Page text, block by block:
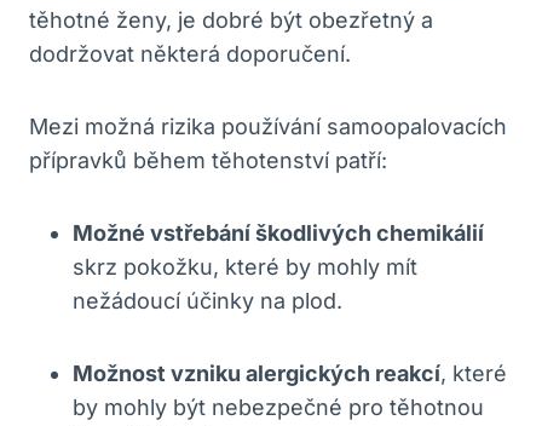
těhotné ženy, je dobré být obezřetný a
dodržovat některá doporučení.
Mezi možná rizika používání samoopalovacích
přípravků během těhotenství patří:
Možné vstřebání škodlivých chemikálií
skrz pokožku, které by mohly mít
nežádoucí účinky na plod.
Možnost vzniku alergických reakcí, které
by mohly být nebezpečné pro těhotnou